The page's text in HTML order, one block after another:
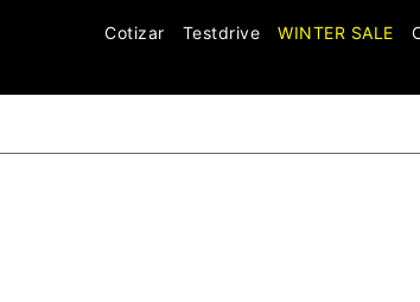
Cotizar Testdrive WINTER SALE